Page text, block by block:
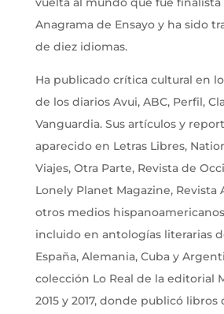
Anagrama de Ensayo y ha sido
de diez idiomas.
Ha publicado crítica cultural en
de los diarios Avui, ABC, Perfil,
Vanguardia. Sus artículos y
aparecido en Letras Libres,
Viajes, Otra Parte, Revista de
Lonely Planet Magazine, Revista
otros medios
incluido en antologías literarias
España, Alemania, Cuba y
colección Lo Real de la editorial
2015 y 2017, donde publicó libros